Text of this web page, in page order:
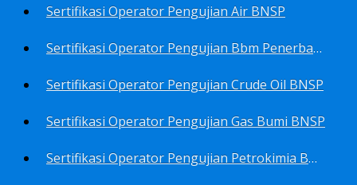
Sertifikasi Operator Pengujian Air BNSP
Sertifikasi Operator Pengujian Bbm Penerbangan Dan Non Penerbangan BNSP
Sertifikasi Operator Pengujian Crude Oil BNSP
Sertifikasi Operator Pengujian Gas Bumi BNSP
Sertifikasi Operator Pengujian Petrokimia BNSP